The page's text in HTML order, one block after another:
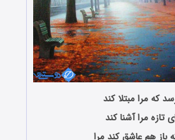
که مرا مبتلا کند
تازه مرا آشنا کند
باز هم عاشق کند مرا